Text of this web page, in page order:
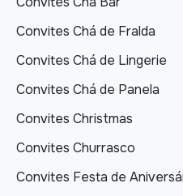
Convites Chá de Fralda
Convites Chá de Lingerie
Convites Chá de Panela
Convites Christmas
Convites Churrasco
Convites Festa de